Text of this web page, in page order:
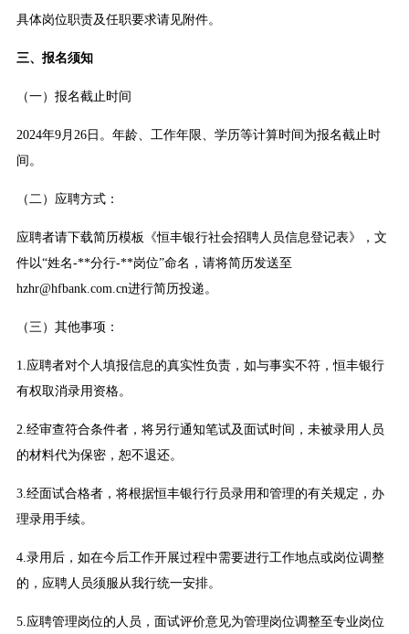
具体岗位职责及任职要求请见附件。
三、报名须知
（一）报名截止时间
2024年9月26日。年龄、工作年限、学历等计算时间为报名截止时
间。
（二）应聘方式：
应聘者请下载简历模板《恒丰银行社会招聘人员信息登记表》，文
件以“姓名-**分行-**岗位”命名，请将简历发送至
hzhr@hfbank.com.cn进行简历投递。
（三）其他事项：
1.应聘者对个人填报信息的真实性负责，如与事实不符，恒丰银行
有权取消录用资格。
2.经审查符合条件者，将另行通知笔试及面试时间，未被录用人员
的材料代为保密，恕不退还。
3.经面试合格者，将根据恒丰银行行员录用和管理的有关规定，办
理录用手续。
4.录用后，如在今后工作开展过程中需要进行工作地点或岗位调整
的，应聘人员须服从我行统一安排。
5.应聘管理岗位的人员，面试评价意见为管理岗位调整至专业岗位